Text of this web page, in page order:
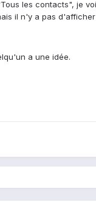
les contacts", je
il n'y a pas d'afficher
a une idée.